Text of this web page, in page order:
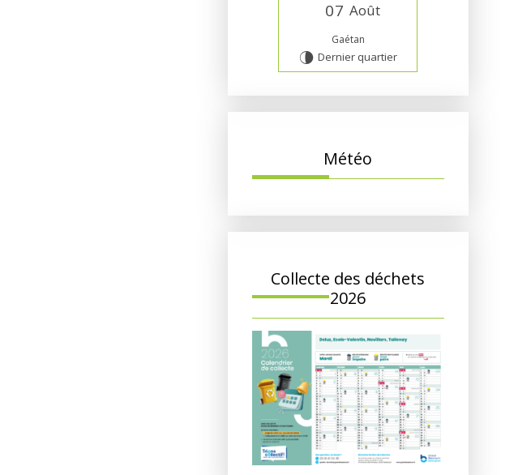
07 Août
Gaétan
U Dernier quartier
Météo
Collecte des déchets
2026